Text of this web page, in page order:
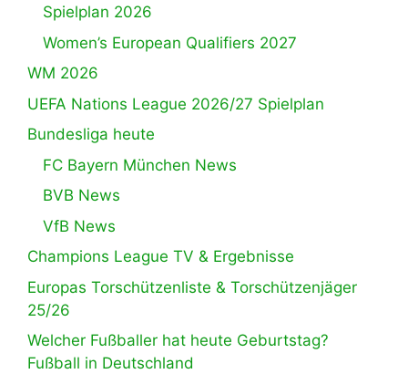
Spielplan 2026
Women’s European Qualifiers 2027
WM 2026
UEFA Nations League 2026/27 Spielplan
Bundesliga heute
FC Bayern München News
BVB News
VfB News
Champions League TV & Ergebnisse
Europas Torschützenliste & Torschützenjäger
25/26
Welcher Fußballer hat heute Geburtstag?
Fußball in Deutschland